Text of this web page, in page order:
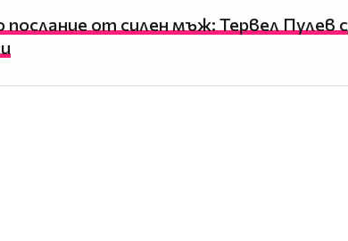
послание от силен мъж: Тервел Пулев с